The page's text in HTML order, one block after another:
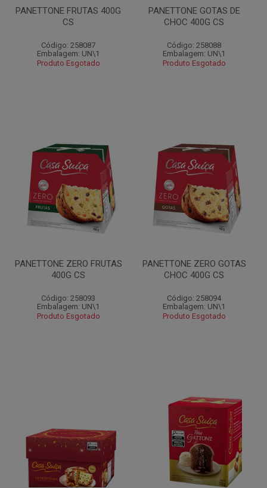
PANETTONE FRUTAS 400G
CS
Código: 258087
Embalagem: UN\1
Produto Esgotado
PANETTONE GOTAS DE
CHOC 400G CS
Código: 258088
Embalagem: UN\1
Produto Esgotado
PANETTONE ZERO FRUTAS
400G CS
Código: 258093
Embalagem: UN\1
Produto Esgotado
PANETTONE ZERO GOTAS
CHOC 400G CS
Código: 258094
Embalagem: UN\1
Produto Esgotado